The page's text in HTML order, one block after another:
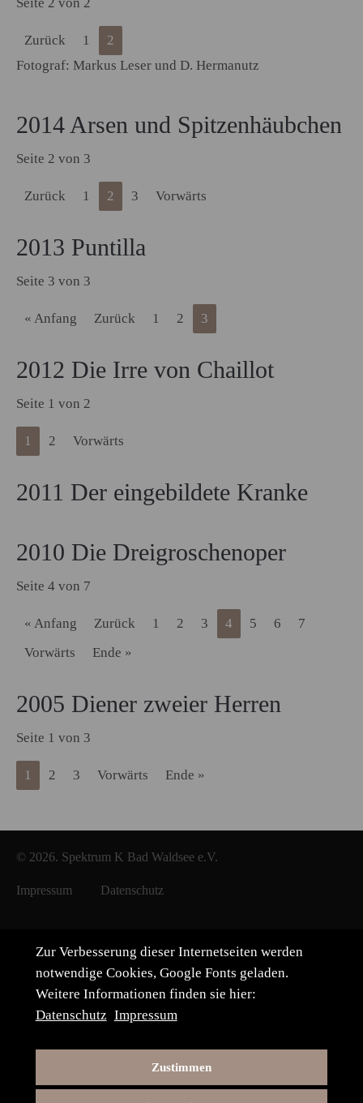
Zurück 1
2
Fotograf: Markus Leser und D. Hermanutz
2014 Arsen und Spitzenhäubchen
Seite 2 von 3
Zurück 1 2 3 Vorwärts
2013 Puntilla
Seite 3 von 3
« Anfang Zurück 1 2 3
2012 Die Irre von Chaillot
Seite 1 von 2
1 2 Vorwärts
2011 Der eingebildete Kranke
2010 Die Dreigroschenoper
Seite 4 von 7
« Anfang Zurück 1 2 3 4 5 6
7
Vorwärts
Ende »
2005 Diener zweier Herren
Seite 1 von 3
1 2 3 Vorwärts Ende »
© 2026. Spektrum K Bad Waldsee e.V.
Impressum Datenschutz
Zur Verbesserung dieser Internetseiten werden
notwendige Cookies, Google Fonts geladen.
Weitere Informationen finden sie hier:
Datenschutz Impressum
Zustimmen